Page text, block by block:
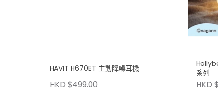
HAVIT H670BT 主動降噪耳機
HKD $499.00
系列
HKD